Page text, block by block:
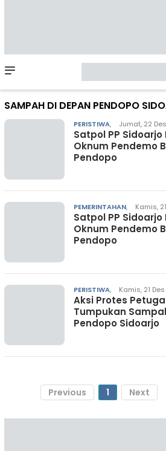
Menu
SAMPAH DI DEPAN PENDOPO
PERISTIWA, Jumat, 22
Satpol PP Sidoarjo
Oknum Pendemo
Pendopo
PEMERINTAHAN, Kamis,
Satpol PP Sidoarjo
Oknum Pendemo
Pendopo
PERISTIWA, Kamis, 21
Aksi Protes
Tumpukan
Pendopo Sidoarjo
Previous 1 Next